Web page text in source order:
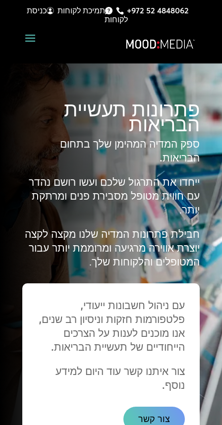
+972 52 4848062 תמיכת לקוחות
כניסת
לקוחות
פתרונות תעשיית
הבריאות
ספק המדיה המהימן שלך בתחום
הבריאות.
ייחדו את התרגול שלכם ועשו רושם נהדר
עם חווית מטופל מסבירת פנים ומרתקת
יותר.
חבילת פתרונות המדיה שלנו מקצה לקצה
יוצרת אווירה מרגיעה ומרוממת יותר עבור
המטופלים והלקוחות שלך.
עם ניהול חשבונות ייעודי,
פלטפורמות חזקות וניסיון רב שנים,
אנו מוכנים לענות על הצרכים
הייחודיים של תעשיית הבריאות.
צור איתנו קשר עוד היום למידע
נוסף.
צור קשר